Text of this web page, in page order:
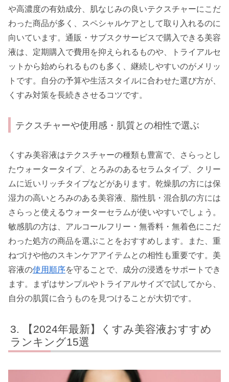
や高濃度の有効成分、肌なじみの良いテクスチャーにこだ
わった商品が多く、スペシャルケアとして取り入れるのに
向いています。通販・サブスクサービスで購入できる美容
液は、定期購入で費用を抑えられるものや、トライアルセ
ットから始められるものも多く、継続しやすいのがメリッ
トです。自分の予算や生活スタイルに合わせた選び方が、
くすみ対策を長続きさせるコツです。
テクスチャーや使用感・肌質との相性で選ぶ
くすみ美容液はテクスチャーの種類も豊富で、さらっとし
たウォータータイプ、とろみのあるセラムタイプ、クリー
ムに近いリッチタイプなどがあります。乾燥肌の方には保
湿力の高いとろみのある美容液、脂性肌・混合肌の方には
さらっと使えるウォーターセラムが使いやすいでしょう。
敏感肌の方は、アルコールフリー・無香料・無着色にこだ
わった処方の商品を選ぶことをおすすめします。また、重
ねづけや他のスキンケアアイテムとの相性も重要です。美
容液の使用順序を守ることで、成分の浸透をサポートでき
ます。まずはサンプルやトライアルサイズで試してから、
自分の肌質に合うものを見つけることが大切です。
【2024年最新】くすみ美容液おすすめ
ランキング15選